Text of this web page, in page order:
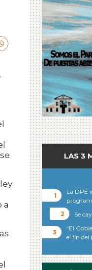
a
LAS 3
La DPE
Se
“El
el fin del